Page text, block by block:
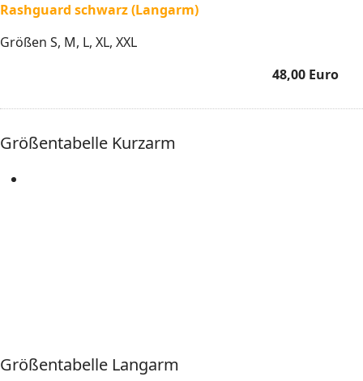
Rashguard schwarz (Langarm)
Größen S, M, L, XL, XXL
48,00 Euro
Größentabelle Kurzarm
Größentabelle Langarm